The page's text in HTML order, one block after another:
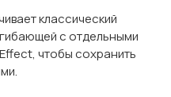
классический
с отдельными
чтобы сохранить